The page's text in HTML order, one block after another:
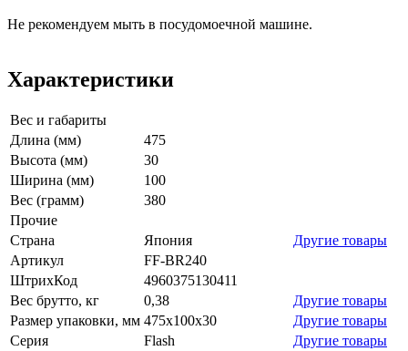
Не рекомендуем мыть в посудомоечной машине.
Характеристики
Вес и габариты
Длина (мм)
475
Высота (мм)
30
Ширина (мм)
100
Вес (грамм)
380
Прочие
Страна
Япония
Другие товары
Артикул
FF-BR240
ШтрихКод
4960375130411
Вес брутто, кг
0,38
Другие товары
Размер упаковки, мм 475x100x30
Другие товары
Серия
Flash
Другие товары